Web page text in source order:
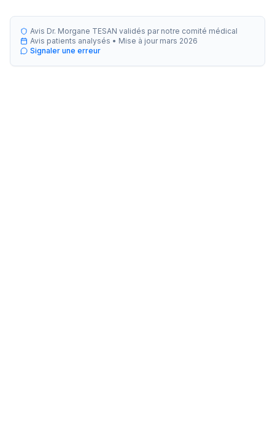
Avis Dr. Morgane TESAN validés par notre comité médical
Avis patients analysés • Mise à jour mars 2026
Signaler une erreur